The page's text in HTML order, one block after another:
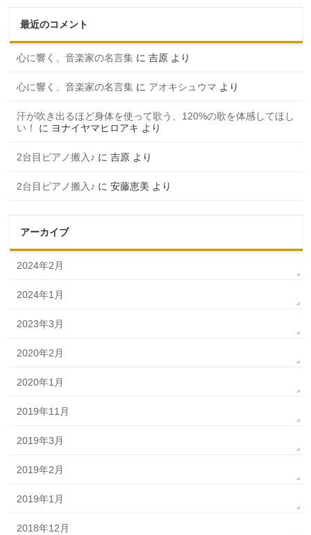
最近のコメント
心に響く、音楽家の名言集 に吉原 より
心に響く、音楽家の名言集 に アオキシュウマ より
汗が吹き出るほど身体を使って歌う、120%の歌を体感してほし
い！
に ヨナイヤマヒロアキ より
2台目ピアノ搬入♪ に吉原 より
2台目ピアノ搬入♪ に安藤恵美 より
アーカイブ
2024年2月
2024年1月
2023年3月
2020年2月
2020年1月
2019年11月
2019年3月
2019年2月
2019年1月
2018年12月